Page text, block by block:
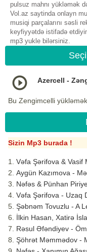
pulsuz mahnı yükləmək
Vol.az saytinda onlayn
musiqi parçalarını səsli
keyfiyyətdə istifadə
mp3 yukle bilərsiniz.
Azercell -
Bu Zengimcelli
Sizin Mp3 burada !
Vəfa Şərifova & Vasif
Aygün Kazımova -
Nəfəs & Pünhan
Vəfa Şərifova - Uzaq
Şəbnəm Tovuzlu - A
İlkin Hasan, Xatirə
Rəsul Əfəndiyev -
Şöhrət Məmmədov -